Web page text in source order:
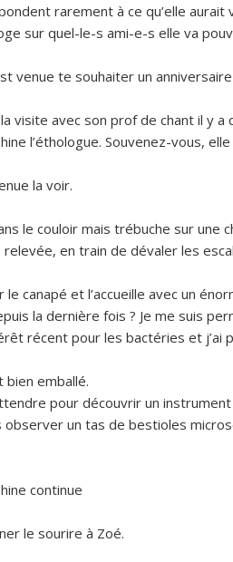
rarement à ce qu’elle aurait
sur quel-le-s ami-e-s elle va
venue te souhaiter un
visite avec son prof de chant il y a
l’éthologue. Souvenez-vous,
la voir.
le couloir mais trébuche sur une
en train de dévaler les
canapé et l’accueille avec un
la dernière fois ? Je me suis
récent pour les bactéries et j’ai
bien emballé.
pour découvrir un
observer un tas de bestioles
continue
le sourire à Zoé.